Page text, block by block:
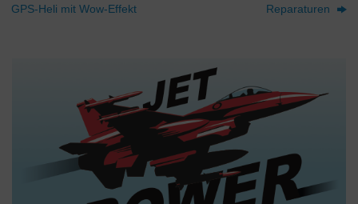
GPS-Heli mit Wow-Effekt
Reparaturen